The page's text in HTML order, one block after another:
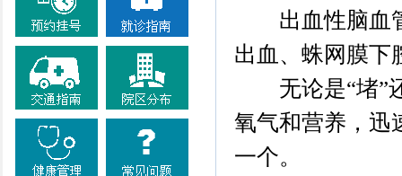
出血性脑血管
出血、蛛网膜下
无论是“堵”
氧气和营养，迅
一个。